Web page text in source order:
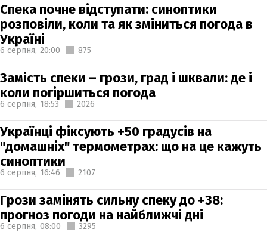
Спека почне відступати: синоптики
розповіли, коли та як зміниться погода в
Україні
6 серпня, 20:00 875
Замість спеки – грози, град і шквали: де і
коли погіршиться погода
6 серпня, 18:53 2026
Українці фіксують +50 градусів на
"домашніх" термометрах: що на це кажуть
синоптики
6 серпня, 16:46 2107
Грози замінять сильну спеку до +38:
прогноз погоди на найближчі дні
6 серпня, 08:00 3295